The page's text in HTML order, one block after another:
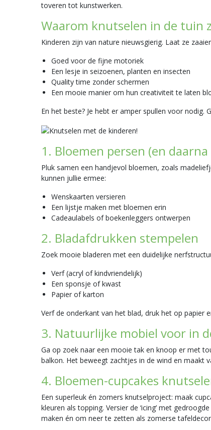
toveren tot kunstwerken.
Waarom knutselen in de tuin
Kinderen zijn van nature nieuwsgierig. Laat ze
Goed voor de fijne motoriek
Een lesje in seizoenen, planten en insecten
Quality time zonder schermen
Een mooie manier om hun creativiteit te laten
En het beste? Je hebt er amper spullen voor
1. Bloemen persen (en
Pluk samen een handjevol bloemen, zoals
kunnen jullie ermee:
Wenskaarten versieren
Een lijstje maken met bloemen erin
Cadeaulabels of boekenleggers ontwerpen
2. Bladafdrukken stempelen
Zoek mooie bladeren met een duidelijke
Verf (acryl of kindvriendelijk)
Een sponsje of kwast
Papier of karton
Verf de onderkant van het blad, druk het op papier
3. Natuurlijke mobiel voor in
Ga op zoek naar een mooie tak en knoop er met
balkon. Het beweegt zachtjes in de wind en maakt
4. Bloemen-cupcakes
Een superleuk én zomers knutselproject: maak
kleuren als topping. Versier de ‘icing’ met
maken én om neer te zetten als zomerse